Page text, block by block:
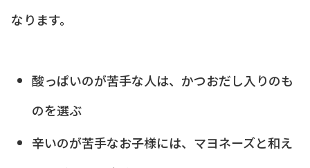
なります。
酸っぱいのが苦手な人は、かつおだし入りのも
のを選ぶ
辛いのが苦手なお子様には、マヨネーズと和え